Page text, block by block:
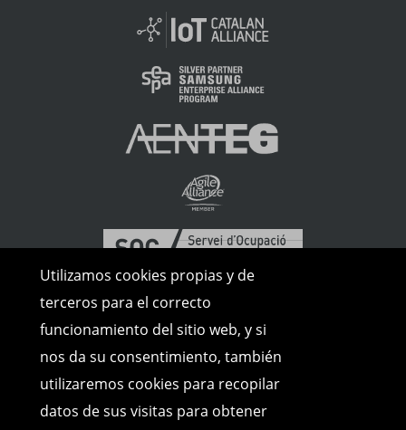
Utilizamos cookies propias y de
terceros para el correcto
funcionamiento del sitio web, y si
nos da su consentimiento, también
utilizaremos cookies para recopilar
datos de sus visitas para obtener